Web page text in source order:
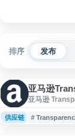
排序 发布
亚马逊
供的商品防伪
供应链 #